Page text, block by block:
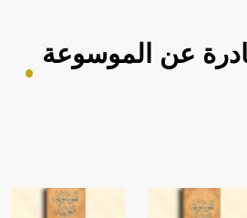
عن الموسوعة